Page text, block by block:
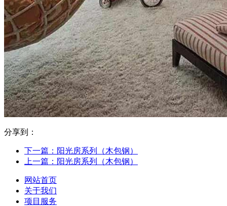
分享到：
下一篇： 阳光房系列（木包钢）
上一篇： 阳光房系列（木包钢）
网站首页
关于我们
项目服务